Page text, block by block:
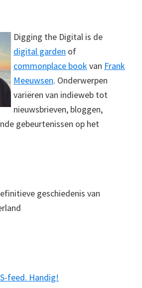
Digging the Digital is de
digital garden of
commonplace bookvan Frank
Meeuwsen. Onderwerpen
variëren van indieweb tot
nieuwsbrieven, bloggen,
gebeurtenissen op het
geschiedenis van
feed. Handig!